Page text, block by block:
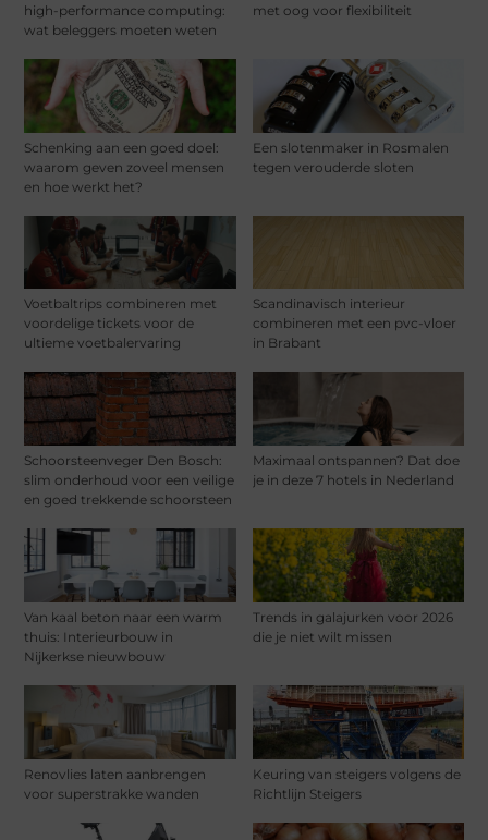
high-performance computing:
wat beleggers moeten weten
met oog voor flexibiliteit
Schenking aan een goed doel:
waarom geven zoveel mensen
en hoe werkt het?
Een slotenmaker in Rosmalen
tegen verouderde sloten
Voetbaltrips combineren met
voordelige tickets voor de
ultieme voetbalervaring
Scandinavisch interieur
combineren met een pvc-vloer
in Brabant
Schoorsteenveger Den Bosch:
slim onderhoud voor een veilige
en goed trekkende schoorsteen
Maximaal ontspannen? Dat doe
je in deze 7 hotels in Nederland
Van kaal beton naar een warm
thuis: Interieurbouw in
Nijkerkse nieuwbouw
Trends in galajurken voor 2026
die je niet wilt missen
Renovlies laten aanbrengen
voor superstrakke wanden
Keuring van steigers volgens de
Richtlijn Steigers